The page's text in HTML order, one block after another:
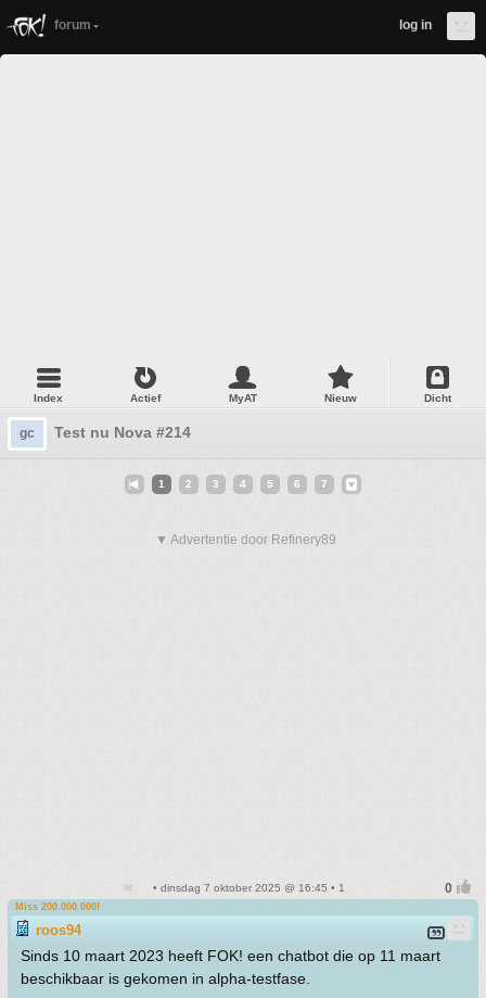
forum log in
Index Actief MyAT Nieuw Dicht
gc Test nu Nova #214
1 2 3 4 5 6 7
▼ Advertentie door Refinery89
• dinsdag 7 oktober 2025 @ 16:45 • 1
Miss 200.000.000!
roos94
Sinds 10 maart 2023 heeft FOK! een chatbot die op 11 maart
beschikbaar is gekomen in alpha-testfase.